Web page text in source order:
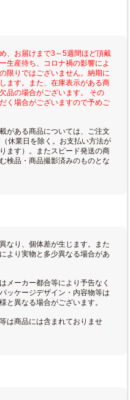
、お届けまで3～5週間ほど頂戴
生産待ち、コロナ禍の影響によ
限りではございません。納期に
ます。また、在庫表示がある商
品の場合がございます。 その
く場合がございますので予めご
がある商品については、ご注文
休業日を除く。お支払い方法が
ます）。またスピード発送の商
検品・商品撮影済みのものとな
なり、個体差が生じます。また
より実物と多少異なる場合があ
メーカー都合等により予告なく
ッケージデザイン・内容物等は
と異なる場合がございます。
は商品には含まれておりませ